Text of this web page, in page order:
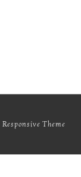
Responsive Theme